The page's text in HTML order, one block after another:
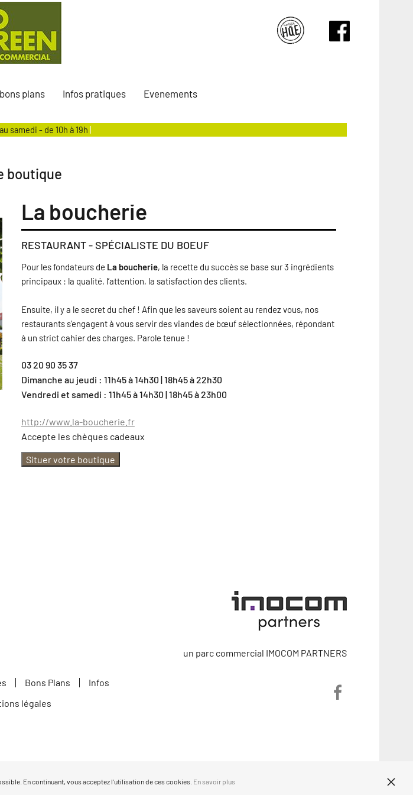
En continuant, vous acceptez l'utilisation de ces cookies. En savoir plus
plans Infos pratiques Evenements
samedi - de 10h à 19h
boutique
La boucherie
RESTAURANT - SPÉCIALISTE DU BOEUF
Pour les fondateurs de La boucherie, la recette du succès se base sur 3 ingrédients
principaux : la qualité, l’attention, la satisfaction des clients.
Ensuite, il y a le secret du chef ! Afin que les saveurs soient au rendez vous, nos
restaurants s’engagent à vous servir des viandes de bœuf sélectionnées, répondant
à un strict cahier des charges. Parole tenue !
03 20 90 35 37
Dimanche au jeudi : 11h45 à 14h30 | 18h45 à 22h30
Vendredi et samedi : 11h45 à 14h30 | 18h45 à 23h00
http://www.la-boucherie.fr
Accepte les chèques cadeaux
Situer votre boutique
un parc commercial IMOCOM PARTNERS
Bons Plans
Infos
légales